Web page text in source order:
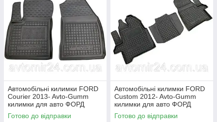
Автомобільні килимки FORD
Courier 2013- Avto-Gumm
килимки для авто ФОРД
Кур'ер 2013- Автогум
Готово до відправки
Автомобільні килимки FORD
Custom 2012- Avto-Gumm
килимки для авто ФОРД
Кастом 2012- Автогум
Готово до відправки